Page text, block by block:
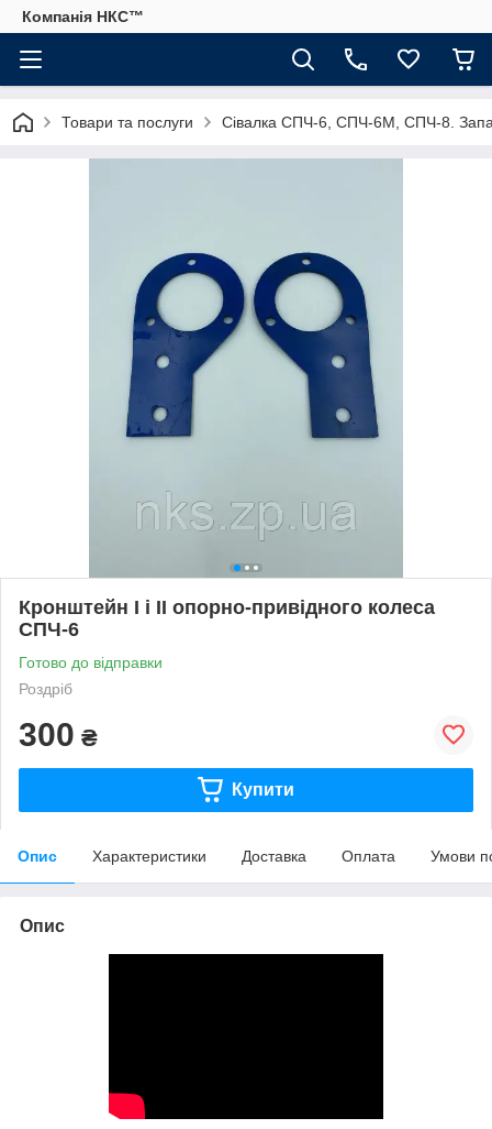
Компанія НКС™
Товари та послуги Сівалка СПЧ-6, СПЧ-6М, СПЧ-8.
Кронштейн I і II опорно-привідного колеса
СПЧ-6
Готово до відправки
Роздріб
300 ₴
Купити
Опис Характеристики Доставка Оплата Умови
Опис